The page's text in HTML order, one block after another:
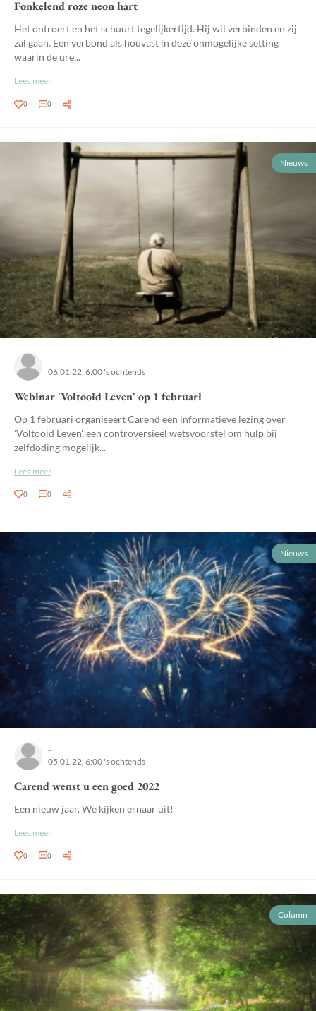
Fonkelend roze neon hart
Het ontroert en het schuurt tegelijkertijd. Hij wil verbinden en zij
zal gaan. Een verbond als houvast in deze onmogelijke setting
waarin de ure...
Lees meer
0 0
Nieuws
-
06.01.22, 6:00 's ochtends
Webinar 'Voltooid Leven' op 1 februari
Op 1 februari organiseert Carend een informatieve lezing over
'Voltooid Leven', een controversieel wetsvoorstel om hulp bij
zelfdoding mogelijk...
Lees meer
0 0
Nieuws
-
05.01.22, 6:00 's ochtends
Carend wenst u een goed 2022
Een nieuw jaar. We kijken ernaar uit!
Lees meer
0 0
Column